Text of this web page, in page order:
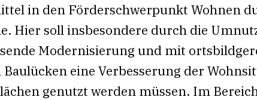
in den Förderschwerpunkt Wohnen
Hier soll insbesondere durch die
Modernisierung und mit
Baulücken eine Verbesserung der
genutzt werden müssen. Im